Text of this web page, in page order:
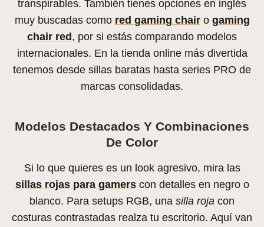
transpirables. También tienes opciones en inglés
muy buscadas como red gaming chairo gaming
chair red, por si estás comparando modelos
internacionales. En la tienda online más divertida
tenemos desde sillas baratas hasta series PRO de
marcas consolidadas.
Modelos Destacados Y Combinaciones
De Color
Si lo que quieres es un look agresivo, mira las
sillas rojas para gamerscon detalles en negro o
blanco. Para setups RGB, una silla roja con
costuras contrastadas realza tu escritorio. Aquí van